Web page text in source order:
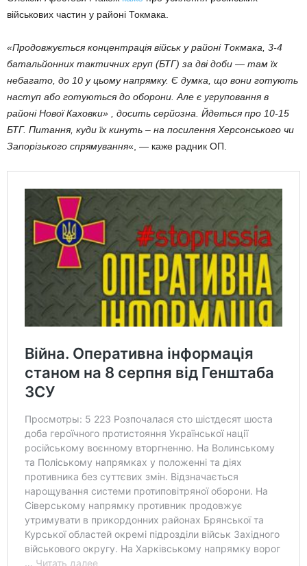
військових частин у районі Токмака.
«Продовжується концентрація військ у районі Токмака, 3-4
батальйонних тактичних груп (БТГ) за дві доби — там їх
небагато, до 10 у цьому напрямку. Є думка, що вони готують
наступ або готуються до оборони. Але є угруповання в
районі Нової Каховки» , досить серйозна. Йдеться про 10-15
БТГ. Питання, куди їх кинуть – на посилення Херсонського чи
Запорізького спрямування«, — каже радник ОП.